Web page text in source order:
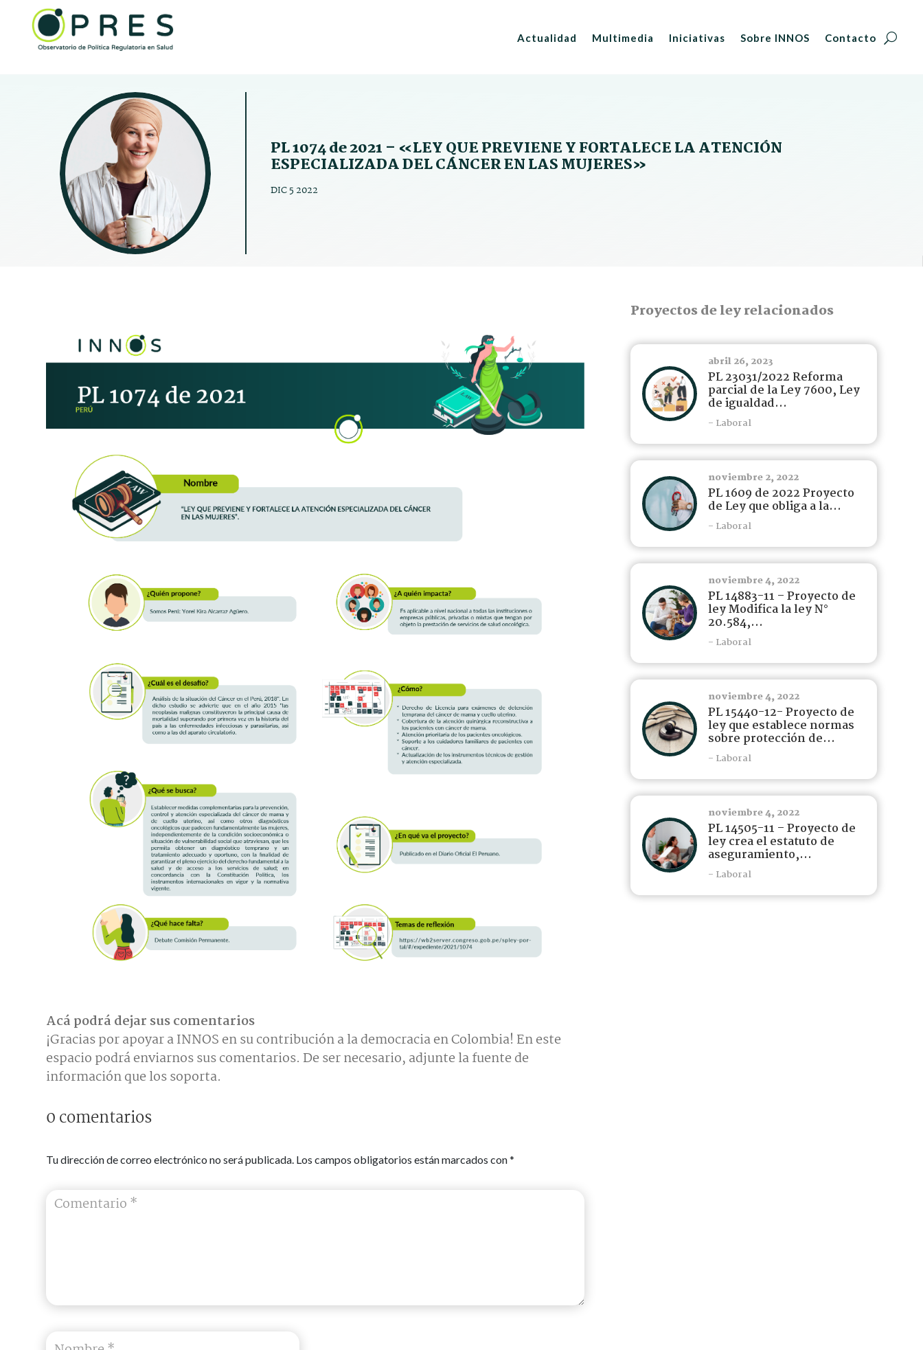
Actualidad Multimedia Iniciativas Sobre INNOS Contacto
PL 1074 de 2021 – «LEY QUE PREVIENE Y FORTALECE LA ATENCIÓN
ESPECIALIZADA DEL CÁNCER EN LAS MUJERES»
DIC 5 2022
Acá podrá dejar sus comentarios
¡Gracias por apoyar a INNOS en su contribución a la democracia en Colombia! En este
espacio podrá enviarnos sus comentarios. De ser necesario, adjunte la fuente de
información que los soporta.
0 comentarios
Tu dirección de correo electrónico no será publicada. Los campos obligatorios están marcados con*
Proyectos de ley relacionados
abril 26, 2023
PL 23031/2022 Reforma
parcial de la Ley 7600, Ley
de igualdad...
- Laboral
noviembre 2, 2022
PL 1609 de 2022 Proyecto
de Ley que obliga a la...
- Laboral
noviembre 4, 2022
PL 14883-11 – Proyecto de
ley Modifica la ley N°
20.584,...
- Laboral
noviembre 4, 2022
PL 15440-12- Proyecto de
ley que establece normas
sobre protección de...
- Laboral
noviembre 4, 2022
PL 14505-11 – Proyecto de
ley crea el estatuto de
aseguramiento,...
- Laboral